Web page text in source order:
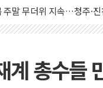
주말 무더위 지속…청주·
보완수사권 폐지·공소청
당, 오늘 제주·인천 경선
증시, 고용 쇼크에 금리 인
총수들